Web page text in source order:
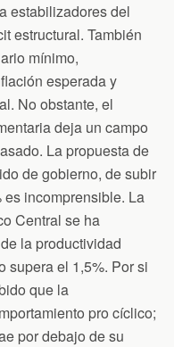
estabilizadores del
estructural. También
mínimo,
esperada y
No obstante, el
deja un campo
La propuesta de
de gobierno, de subir
incomprensible. La
Central se ha
la productividad
supera el 1,5%. Por si
que la
pro cíclico;
por debajo de su